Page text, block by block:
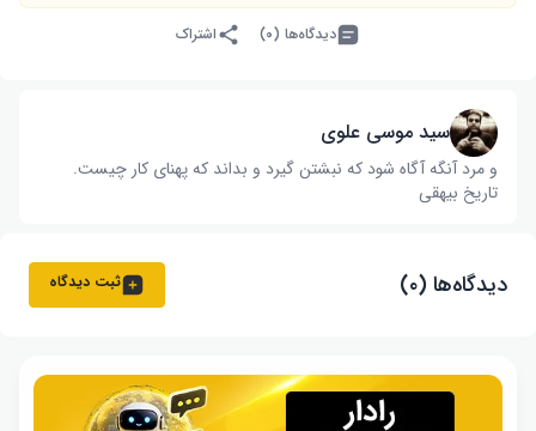
دیدگاه‌ها (۰) اشتراک
سید موسی علوی
و مرد آنگه آگاه شود که نبشتن گیرد و بداند که پهنای کار چیست‌.
تاریخ بیهقی
دیدگاه‌ها (۰) ثبت دیدگاه